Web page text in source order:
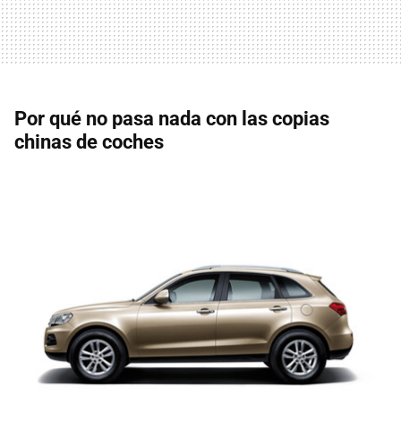
Por qué no pasa nada con las copias
chinas de coches